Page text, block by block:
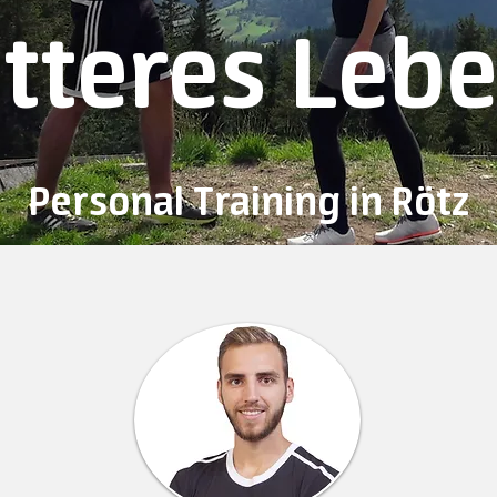
Personal Training in Rötz